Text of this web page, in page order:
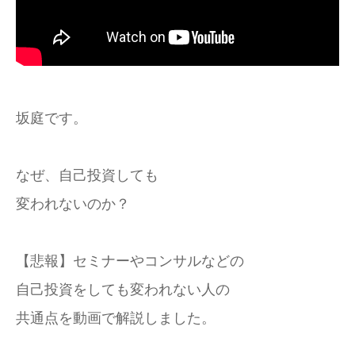
坂庭です。
なぜ、自己投資しても
変われないのか？
【悲報】セミナーやコンサルなどの
自己投資をしても変われない人の
共通点を動画で解説しました。
新着情報